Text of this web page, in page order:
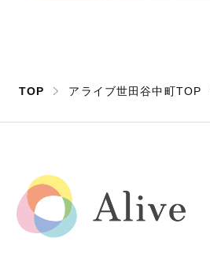
TOP アライブ世田谷中町TOP